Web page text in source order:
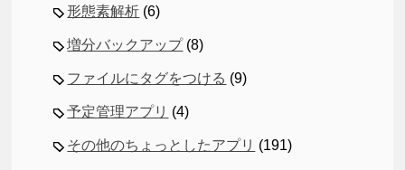
形態素解析 (6)
増分バックアップ(8)
ファイルにタグをつける (9)
予定管理アプリ (4)
その他のちょっとしたアプリ (191)